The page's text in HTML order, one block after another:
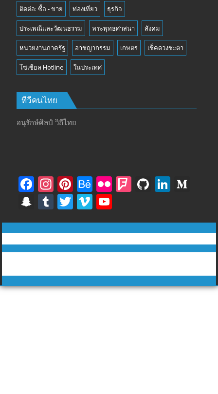
ติดต่อ: ซื้อ - ขาย ท่องเที่ยว ธุรกิจ
ประเพณีและวัฒนธรรม พระพุทธศาสนา สังคม
หน่วยงานภาครัฐ อาชญากรรม เกษตร เช็คดวงชะตา
โซเซียล Hotline ในประเทศ
ทีวีคนไทย
อนุรักษ์ศิลป์ วิถีไทย
F
ac
e
b
o
k
In
st
a
gr
a
Pi
nt
er
e
st
B
e
h
a
n
e
Fli F
rs
q
ar
e
Gi
u
b
Li
e
dI
u
m
S
n
a
p
h
at
T
u
m
bl
T
w
itt
er
Vi
m
e
o
o
u
T
b
e